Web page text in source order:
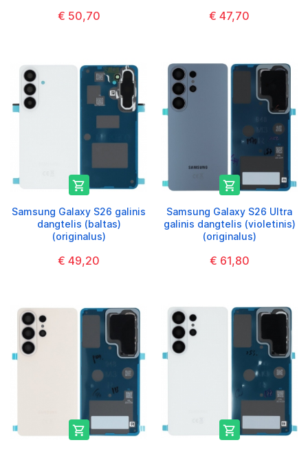
€ 50,70 € 47,70

Samsung Galaxy S26 galinis
dangtelis (baltas)
(originalus)
€ 49,20

Samsung Galaxy S26 Ultra
galinis dangtelis (violetinis)
(originalus)
€ 61,80
 